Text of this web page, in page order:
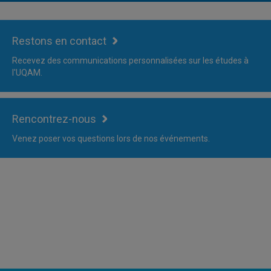
Restons en contact
Recevez des communications personnalisées sur les études à
l'UQAM.
Rencontrez-nous
Venez poser vos questions lors de nos événements.